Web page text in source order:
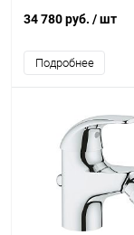
34 780 руб. / шт
Подробнее